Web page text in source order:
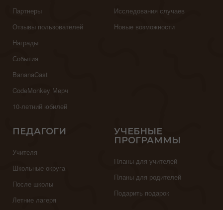
Партнеры
Отзывы пользователей
Награды
События
BananaCast
CodeMonkey Мерч
10-летний юбилей
Исследования случаев
Новые возможности
ПЕДАГОГИ
Учителя
Школьные округа
После школы
Летние лагеря
УЧЕБНЫЕ
ПРОГРАММЫ
Планы для учителей
Планы для родителей
Подарить подарок